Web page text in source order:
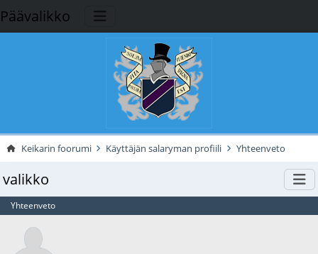
Päävalikko
Keikarin foorumi Käyttäjän salaryman profiili Yhteenveto
valikko
Yhteenveto